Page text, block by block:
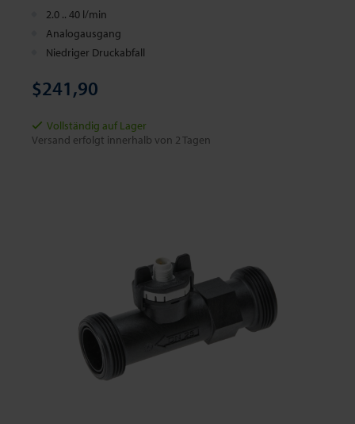
2.0 .. 40 l/min
Analogausgang
Niedriger Druckabfall
$241,90
Vollständig auf Lager
Versand erfolgt innerhalb von 2 Tagen